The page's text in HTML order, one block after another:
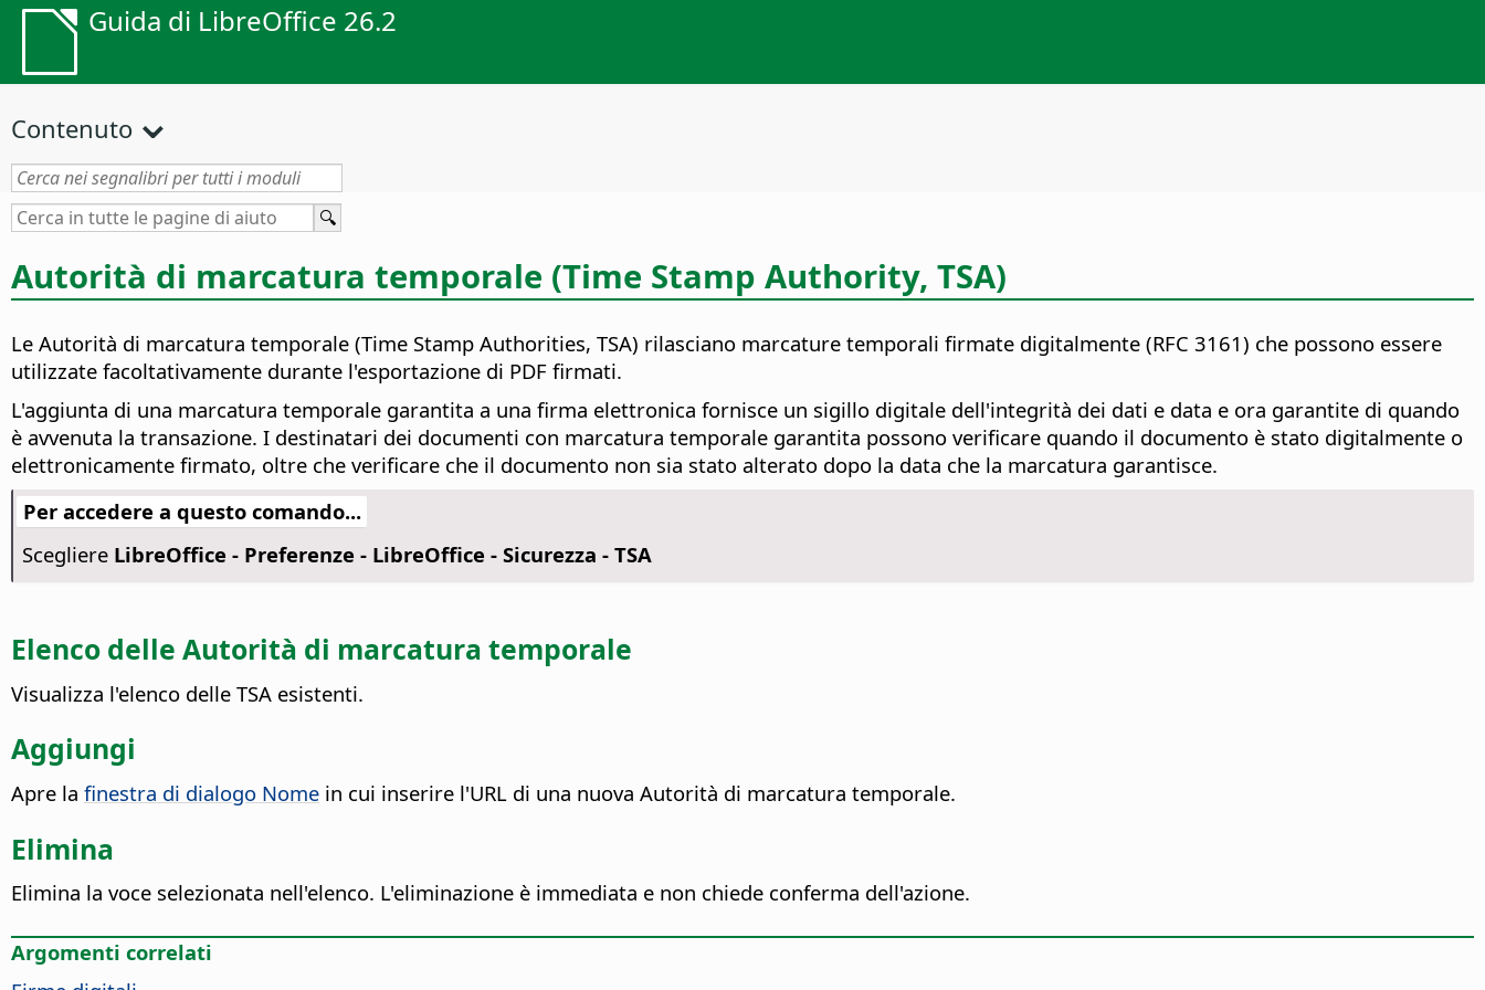
Guida di LibreOffice 26.2
Contenuto
Autorità di marcatura temporale (Time Stamp Authority, TSA)
Le Autorità di marcatura temporale (Time Stamp Authorities, TSA) rilasciano marcature temporali firmate digitalmente (RFC 3161) che possono essere
utilizzate facoltativamente durante l'esportazione di PDF firmati.
L'aggiunta di una marcatura temporale garantita a una firma elettronica fornisce un sigillo digitale dell'integrità dei dati e data e ora garantite di quando
è avvenuta la transazione. I destinatari dei documenti con marcatura temporale garantita possono verificare quando il documento è stato digitalmente o
elettronicamente firmato, oltre che verificare che il documento non sia stato alterato dopo la data che la marcatura garantisce.
Per accedere a questo comando...
Scegliere LibreOffice - Preferenze - LibreOffice - Sicurezza - TSA
Elenco delle Autorità di marcatura temporale
Visualizza l'elenco delle TSA esistenti.
Aggiungi
Apre la finestra di dialogo Nome in cui inserire l'URL di una nuova Autorità di marcatura temporale.
Elimina
Elimina la voce selezionata nell'elenco. L'eliminazione è immediata e non chiede conferma dell'azione.
Argomenti correlati